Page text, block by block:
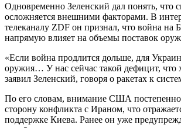
Одновременно Зеленский дал понять, что
осложняется внешними факторами. В
телеканалу ZDF он признал, что война на
напрямую влияет на объемы поставок
«Если война продлится дольше, для
оружия… У нас сейчас такой дефицит, что
заявил Зеленский, говоря о ракетах к
По его словам, внимание США постепенно
сторону конфликта с Ираном, что
поддержке Киева. Ранее он уже